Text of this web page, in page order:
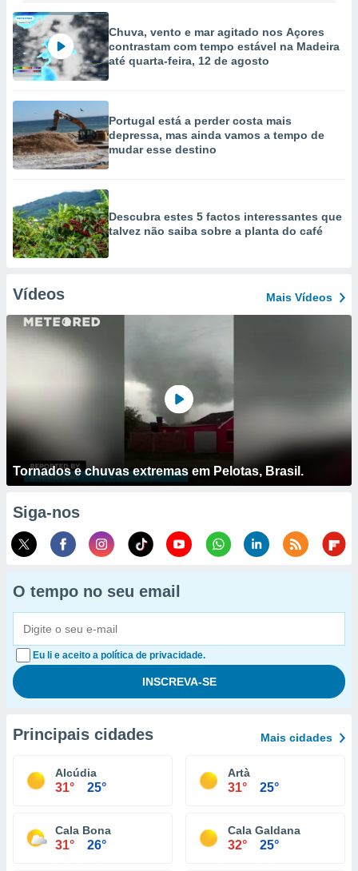
Chuva, vento e mar agitado nos Açores
contrastam com tempo estável na Madeira
até quarta-feira, 12 de agosto
Portugal está a perder costa mais
depressa, mas ainda vamos a tempo de
mudar esse destino
Descubra estes 5 factos interessantes que
talvez não saiba sobre a planta do café
Vídeos Mais Vídeos
Tornados e chuvas extremas em Pelotas, Brasil.
Siga-nos
O tempo no seu email
Eu li e aceito a política de privacidade.
Principais cidades Mais cidades
Alcúdia
31° 25°
Artà
31° 25°
Cala Bona
31° 26°
Cala Galdana
32° 25°